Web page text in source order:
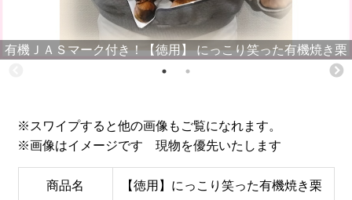
有機ＪＡＳマーク付き！【徳用】 にっこり笑った有機焼き栗
※スワイプすると他の画像もご覧になれます。
※画像はイメージです 現物を優先いたします
商品名 【徳用】にっこり笑った有機焼き栗